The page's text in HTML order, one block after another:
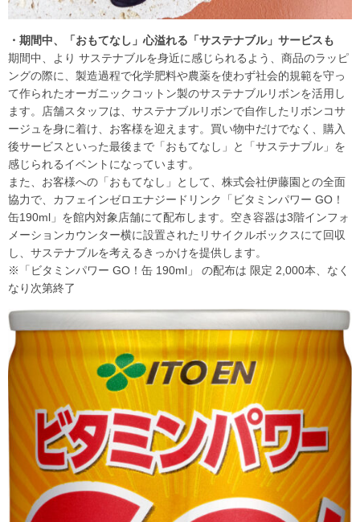
・期間中、「おもてなし」心溢れる「サステナブル」サービスも
期間中、より サステナブルを身近に感じられるよう、商品のラッピ
ングの際に、製造過程で化学肥料や農薬を使わず社会的規範を守っ
て作られたオーガニックコットン製のサステナブルリボンを活用し
ます。店舗スタッフは、サステナブルリボンで自作したリボンコサ
ージュを身に着け、お客様を迎えます。買い物中だけでなく、購入
後サービスといった最後まで「おもてなし」と「サステナブル」を
感じられるイベントになっています。
また、お客様への「おもてなし」として、株式会社伊藤園との全面
協力で、カフェインゼロエナジードリンク「ビタミンパワー GO！
缶190ml」を館内対象店舗にて配布します。空き容器は3階インフォ
メーションカウンター横に設置されたリサイクルボックスにて回収
し、サステナブルを考えるきっかけを提供します。
※「ビタミンパワー GO！缶 190ml」 の配布は 限定 2,000本、なく
なり次第終了